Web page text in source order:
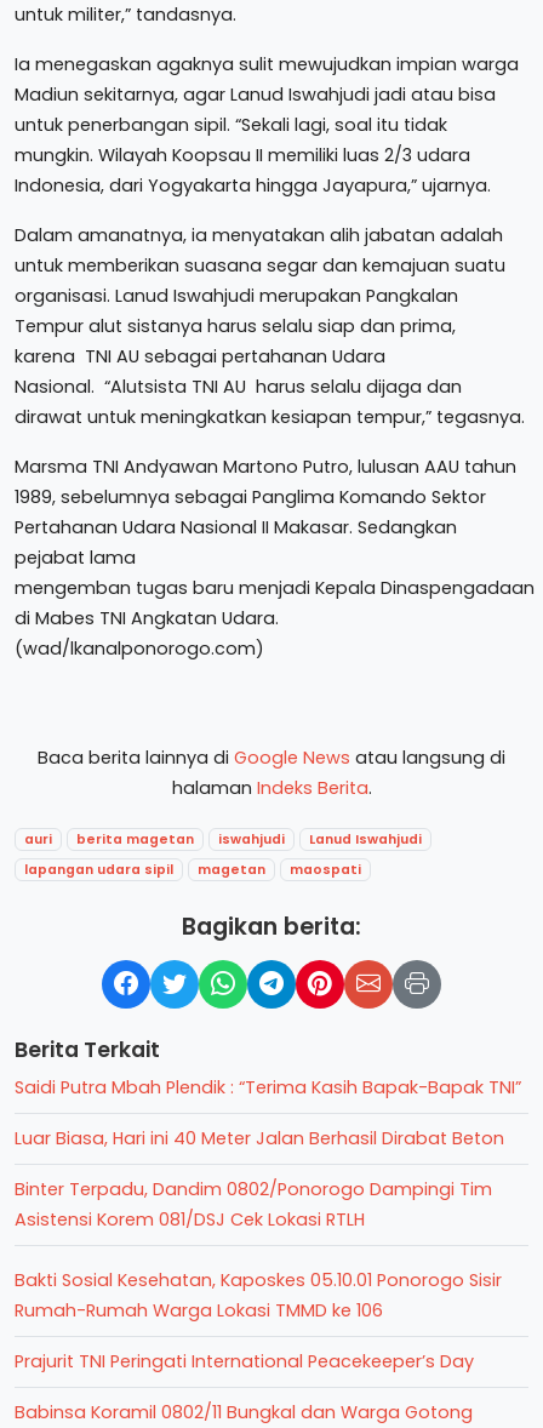
untuk militer,” tandasnya.
Ia menegaskan agaknya sulit mewujudkan impian warga
Madiun sekitarnya, agar Lanud Iswahjudi jadi atau bisa
untuk penerbangan sipil. “Sekali lagi, soal itu tidak
mungkin. Wilayah Koopsau II memiliki luas 2/3 udara
Indonesia, dari Yogyakarta hingga Jayapura,” ujarnya.
Dalam amanatnya, ia menyatakan alih jabatan adalah
untuk memberikan suasana segar dan kemajuan suatu
organisasi. Lanud Iswahjudi merupakan Pangkalan
Tempur alut sistanya harus selalu siap dan prima,
karena TNI AU sebagai pertahanan Udara
Nasional. “Alutsista TNI AU harus selalu dijaga dan
dirawat untuk meningkatkan kesiapan tempur,” tegasnya.
Marsma TNI Andyawan Martono Putro, lulusan AAU tahun
1989, sebelumnya sebagai Panglima Komando Sektor
Pertahanan Udara Nasional II Makasar. Sedangkan
pejabat lama
mengemban tugas baru menjadi Kepala Dinaspengadaan
di Mabes TNI Angkatan Udara.
(wad/lkanalponorogo.com)
Baca berita lainnya di Google News atau langsung di
halaman Indeks Berita.
auri berita magetan iswahjudi
Lanud Iswahjudi
lapangan udara sipil
magetan maospati
Bagikan berita:
Berita Terkait
Saidi Putra Mbah Plendik : “Terima Kasih Bapak-Bapak TNI”
Luar Biasa, Hari ini 40 Meter Jalan Berhasil Dirabat Beton
Binter Terpadu, Dandim 0802/Ponorogo Dampingi Tim
Asistensi Korem 081/DSJ Cek Lokasi RTLH
Bakti Sosial Kesehatan, Kaposkes 05.10.01 Ponorogo Sisir
Rumah-Rumah Warga Lokasi TMMD ke 106
Prajurit TNI Peringati International Peacekeeper’s Day
Babinsa Koramil 0802/11 Bungkal dan Warga Gotong